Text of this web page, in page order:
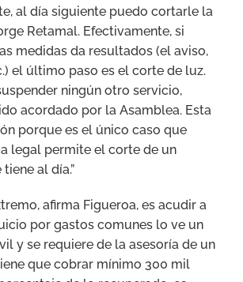
al día siguiente puedo cortarle la
Retamal. Efectivamente, si
medidas da resultados (el aviso,
el último paso es el corte de luz.
ningún otro servicio,
acordado por la Asamblea. Esta
porque es el único caso que
legal permite el corte de un
al día.”
afirma Figueroa, es acudir a
por gastos comunes lo ve un
y se requiere de la asesoría de un
que cobrar mínimo 300 mil